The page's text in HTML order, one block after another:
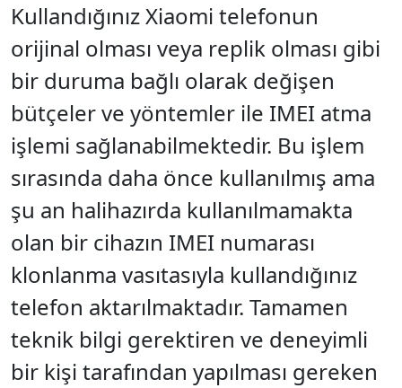
Kullandığınız Xiaomi telefonun
orijinal olması veya replik olması gibi
bir duruma bağlı olarak değişen
bütçeler ve yöntemler ile IMEI atma
işlemi sağlanabilmektedir. Bu işlem
sırasında daha önce kullanılmış ama
şu an halihazırda kullanılmamakta
olan bir cihazın IMEI numarası
klonlanma vasıtasıyla kullandığınız
telefon aktarılmaktadır. Tamamen
teknik bilgi gerektiren ve deneyimli
bir kişi tarafından yapılması gereken